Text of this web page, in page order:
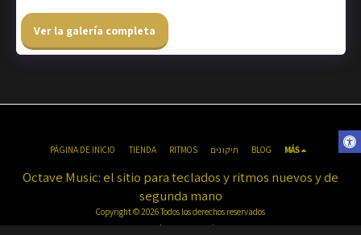
Ver la galería completa
Octave Music: el sitio para teclados y ritmos nuevos y de
segunda mano
Copyright © 2026 Todos los derechos reservados
Condiciones de uso|intimidad|accesibilidad
PÁGINA DE INICIO TIENDA RITMOS תיקונים BLOG MÁS